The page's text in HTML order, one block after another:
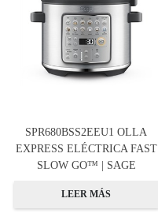
SPR680BSS2EEU1 OLLA
EXPRESS ELÉCTRICA FAST
SLOW GO™ | SAGE
LEER MÁS